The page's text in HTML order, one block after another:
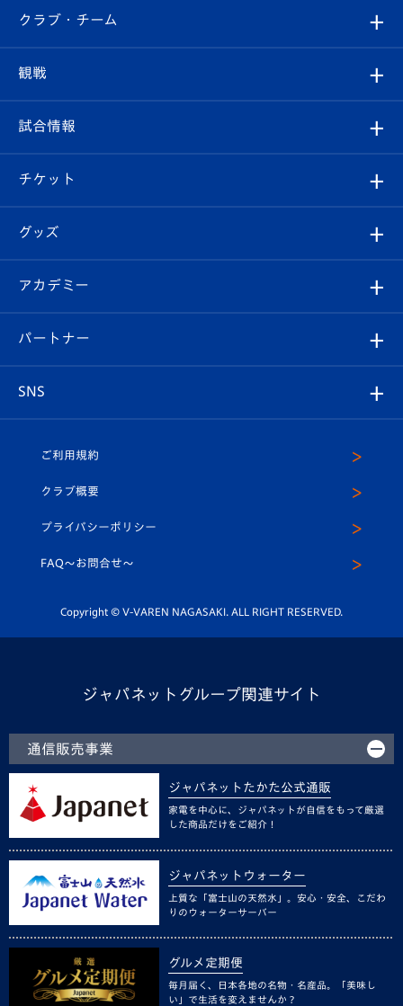
すべて
クラブ
試合情報
チケット
イベント
メディア
ホームタウン
クラブ・チーム
クラブ概要
エンブレム紹介
スタッフプロフィール
マスコット紹介
平和祈念活動
ホームタウン活動
観戦
観戦ルール
はじめての観戦ガイド
Revive Team
ヴィヴィくんの長崎おもてなしガイド
試合情報
試合日程/結果
フォトギャラリー
スタジアムグルメ
チケット
チケット
V-LOVERS（ファンクラブ）
プレイヤーズスイート
グッズ
オンラインショップ
店舗情報
アカデミー
育成からのお知らせ
U-18
スクール
パートナー
SNS
ヴィヴィくんインスタグラム
公式LINE＠
ご利用規約
クラブ概要
プライバシーポリシー
FAQ〜お問合せ〜
Copyright © V-VAREN NAGASAKI. ALL RIGHT RESERVED.
ジャパネットグループ関連サイト
通信販売事業
ジャパネットたかた公式通販
家電を中心に、ジャパネットが自信をもって厳選
した商品だけをご紹介！
ジャパネットウォーター
上質な「富士山の天然水」。安心・安全、こだわ
りのウォーターサーバー
グルメ定期便
毎月届く、日本各地の名物・名産品。「美味し
い」で生活を変えませんか？